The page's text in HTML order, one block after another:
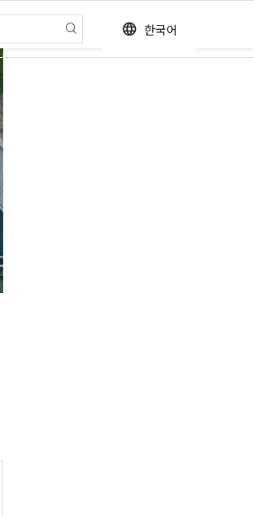
language 한국어